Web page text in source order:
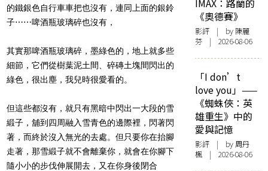
的鐵銀色自行車車把也沒有，連同上面的銀鈴
子⋯⋯啤酒瓶玻璃碎也沒有，
其實那啤酒瓶玻璃碎，墨綠色的，地上就多些
細節，它們從樹葉泥土間、碎磚土塊間閃出的
綠色，很出塵，我兒時很愛看的。
但這些都沒有，就只有黑暗中閃出一大段的雪
緞子，舖到四周融入雪青色的邊際裡，閃著閃
著，而終於沒入無光的去處。但只要你在抬腳
走著，那雪緞子就不會離棄你，就會在你腳下
隨小小的步伐伸展開去，又在你身後閉合
IMAX：路蘭的
《奧德賽》
影評 | by 陳麗
芬 | 2026-08-06
「I don’t
love you」——
《蜘蛛俠：英
雄重生》中的
愛與記憶
影評 | by周丹
楓 | 2026-08-06